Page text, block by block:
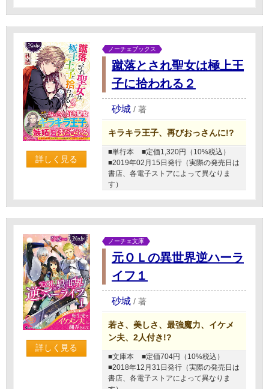
詳しく見る
ノーチェブックス
蹴落とされ聖女は極上王
子に拾われる２
砂城 / 著
キラキラ王子、再びおっさんに!?
■単行本
■定価1,320円（10%税込）
■2019年02月15日発行（実際の発売日は
書店、各電子ストアによって異なりま
す）
詳しく見る
ノーチェ文庫
元ＯＬの異世界逆ハーラ
イフ１
砂城 / 著
若さ、美しさ、最強魔力、イケメ
ン夫、2人付き!?
■文庫本
■定価704円（10%税込）
■2018年12月31日発行（実際の発売日は
書店、各電子ストアによって異なりま